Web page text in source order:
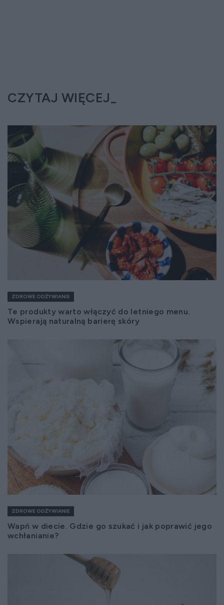
CZYTAJ WIĘCEJ
ZDROWE ODŻYWIANIE
Te produkty warto włączyć do letniego menu.
Wspierają naturalną barierę skóry
ZDROWE ODŻYWIANIE
Wapń w diecie. Gdzie go szukać i jak poprawić jego
wchłanianie?